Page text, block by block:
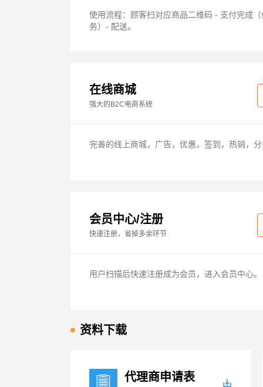
使用流程：顾客扫对应商品二维码 - 支付完成
务）- 配送。
在线商城
强大的B2C电商系统
完善的线上商城，广告，优惠，签到，热销，
会员中心/注册
快速注册，省掉多余环节
用户扫描后快速注册成为会员，进入会员中心。
资料下载
代理商申请表